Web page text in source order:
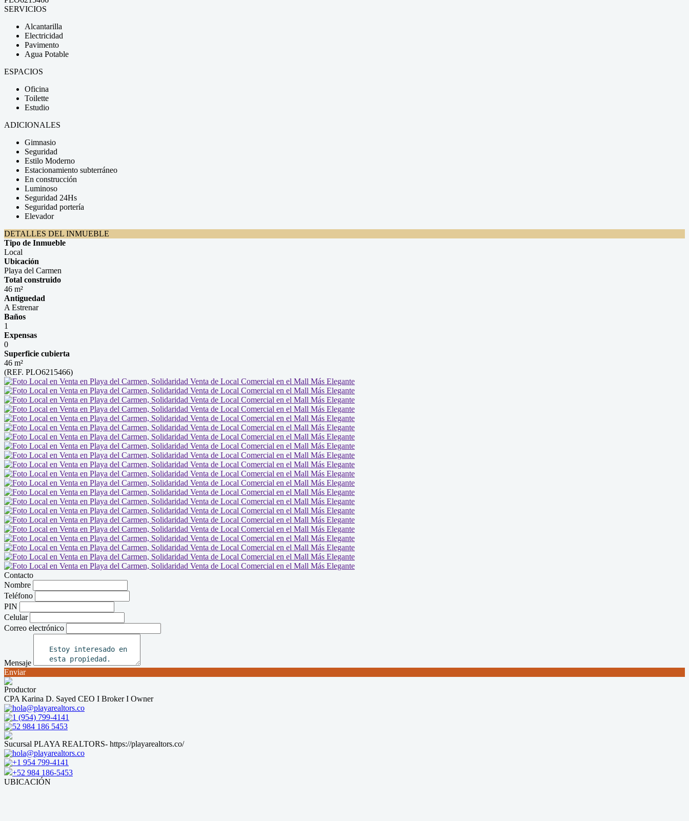
SERVICIOS
Alcantarilla
Electricidad
Pavimento
Agua Potable
ESPACIOS
Oficina
Toilette
Estudio
ADICIONALES
Gimnasio
Seguridad
Estilo Moderno
Estacionamiento subterráneo
En construcción
Luminoso
Seguridad 24Hs
Seguridad portería
Elevador
DETALLES DEL INMUEBLE
Tipo de Inmueble
Local
Ubicación
Playa del Carmen
Total construido
46 m²
Antiguedad
A Estrenar
Baños
1
Expensas
0
Superficie cubierta
46 m²
(REF. PLO6215466)
Contacto
Nombre
Teléfono
PIN
Celular
Correo electrónico
Mensaje
Enviar
Productor
CPA Karina D. Sayed CEO I Broker I Owner
hola@playarealtors.co
1 (954) 799-4141
52 984 186 5453
Sucursal PLAYA REALTORS- https://playarealtors.co/
hola@playarealtors.co
+1 954 799-4141
+52 984 186-5453
UBICACIÓN